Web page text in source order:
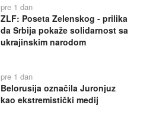
pre 1 dan
ZLF: Poseta Zelenskog - prilika
da Srbija pokaže solidarnost sa
ukrajinskim narodom
pre 1 dan
Belorusija označila Juronjuz
kao ekstremistički medij